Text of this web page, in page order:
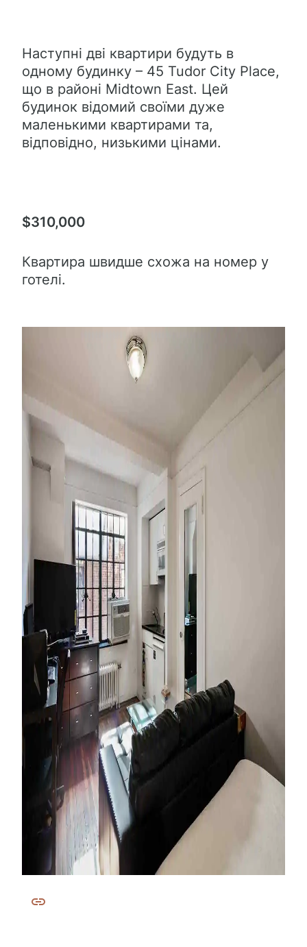
Наступні дві квартири будуть в
одному будинку – 45 Tudor City Place,
що в районі Midtown East. Цей
будинок відомий своїми дуже
маленькими квартирами та,
відповідно, низькими цінами.
$310,000
Квартира швидше схожа на номер у
готелі.